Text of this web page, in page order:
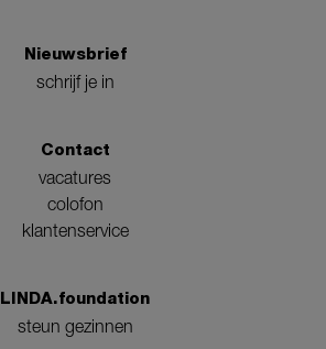
Nieuwsbrief
schrijf je in
Contact
vacatures
colofon
klantenservice
LINDA.foundation
steun gezinnen